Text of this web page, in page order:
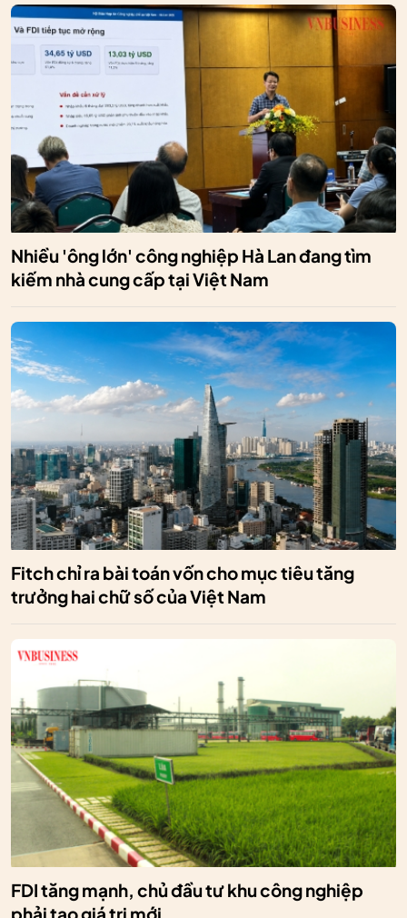
Nhiều 'ông lớn' công nghiệp Hà Lan đang tìm
kiếm nhà cung cấp tại Việt Nam
Fitch chỉ ra bài toán vốn cho mục tiêu tăng
trưởng hai chữ số của Việt Nam
FDI tăng mạnh, chủ đầu tư khu công nghiệp